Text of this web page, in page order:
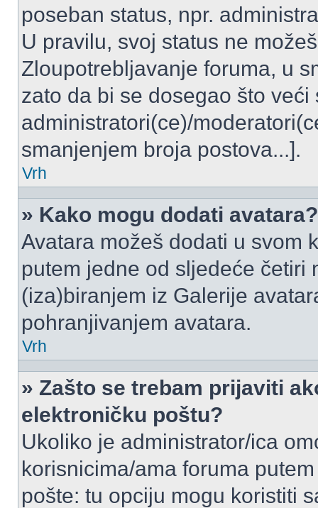
poseban status, npr.
U pravilu, svoj status ne
Zloupotrebljavanje foruma, u
zato da bi se dosegao što
administratori(ce)/
smanjenjem broja postova...].
Vrh
» Kako mogu dodati avatara?
Avatara možeš dodati u svom
putem jedne od sljedeće četiri
(iza)biranjem iz Galerije
pohranjivanjem avatara.
Vrh
» Zašto se trebam prijaviti
elektroničku poštu?
Ukoliko je administrator/ica
korisnicima/ama foruma
pošte: tu opciju mogu koristiti